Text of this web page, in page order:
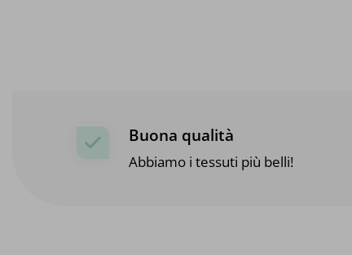
Buona qualità
Abbiamo i tessuti più belli!